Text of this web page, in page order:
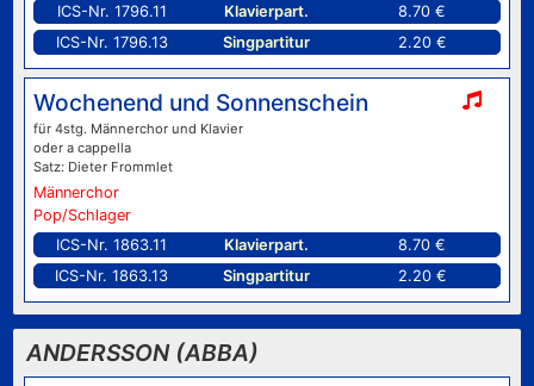
ICS-Nr. 1796.11
Klavierpart.
8.70 €
ICS-Nr. 1796.13
Singpartitur 2.20 €
Wochenend und Sonnenschein
für 4stg. Männerchor und Klavier
oder a cappella
Satz: Dieter Frommlet
Männerchor
Pop/Schlager
ICS-Nr. 1863.11
Klavierpart.
8.70 €
ICS-Nr. 1863.13
Singpartitur 2.20 €
ANDERSSON (ABBA)